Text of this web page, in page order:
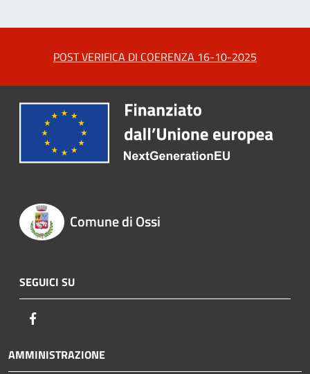
POST VERIFICA DI COERENZA 16-10-2025
Comune di Ossi
SEGUICI SU
AMMINISTRAZIONE